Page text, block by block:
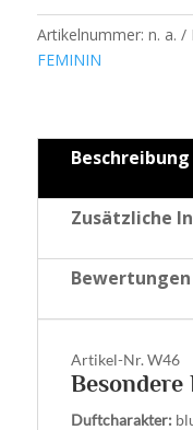
Artikelnummer: n. a.
FEMININ
Beschreibung
Zusätzliche
Bewertungen
Artikel-Nr. W46
Besondere
Duftcharakter: